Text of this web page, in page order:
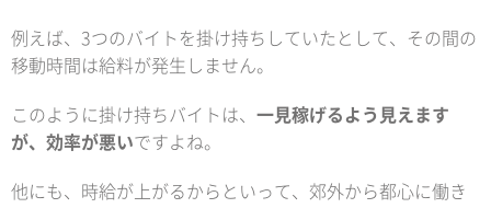
例えば、3つのバイトを掛け持ちしていたとして、その間の
移動時間は給料が発生しません。
このように掛け持ちバイトは、 一見稼げるよう見えます
が、効率が悪いですよね。
他にも、時給が上がるからといって、郊外から都心に働き